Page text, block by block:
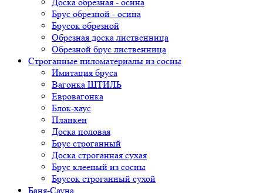
Брус обрезной - осина
Брусок обрезной
Обрезная доска лиственница
Обрезной брус лиственница
Строганные пиломатериалы из сосны
Имитация бруса
Вагонка ШТИЛЬ
Евровагонка
Блок-хаус
Планкен
Доска половая
Брус строганный
Доска строганная сухая
Брус клееный из сосны
Брусок строганный сухой
Баня-Сауна